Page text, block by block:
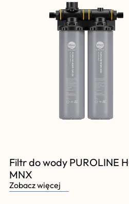
Filtr do wody PUROLINE
MNX
Zobacz więcej